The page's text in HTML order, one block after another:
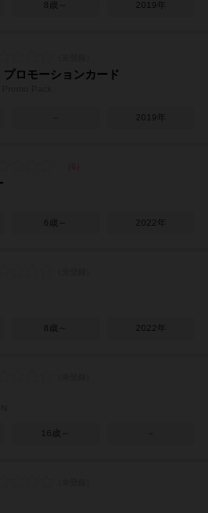
8歳～ 2019年
プロモーションカード
2019年
6歳～ 2022年
8歳～ 2022年
16歳～